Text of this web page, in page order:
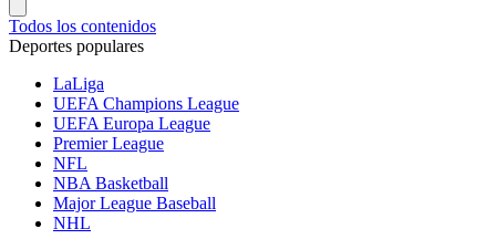
Todos los contenidos
Deportes populares
LaLiga
UEFA Champions League
UEFA Europa League
Premier League
NFL
NBA Basketball
Major League Baseball
NHL